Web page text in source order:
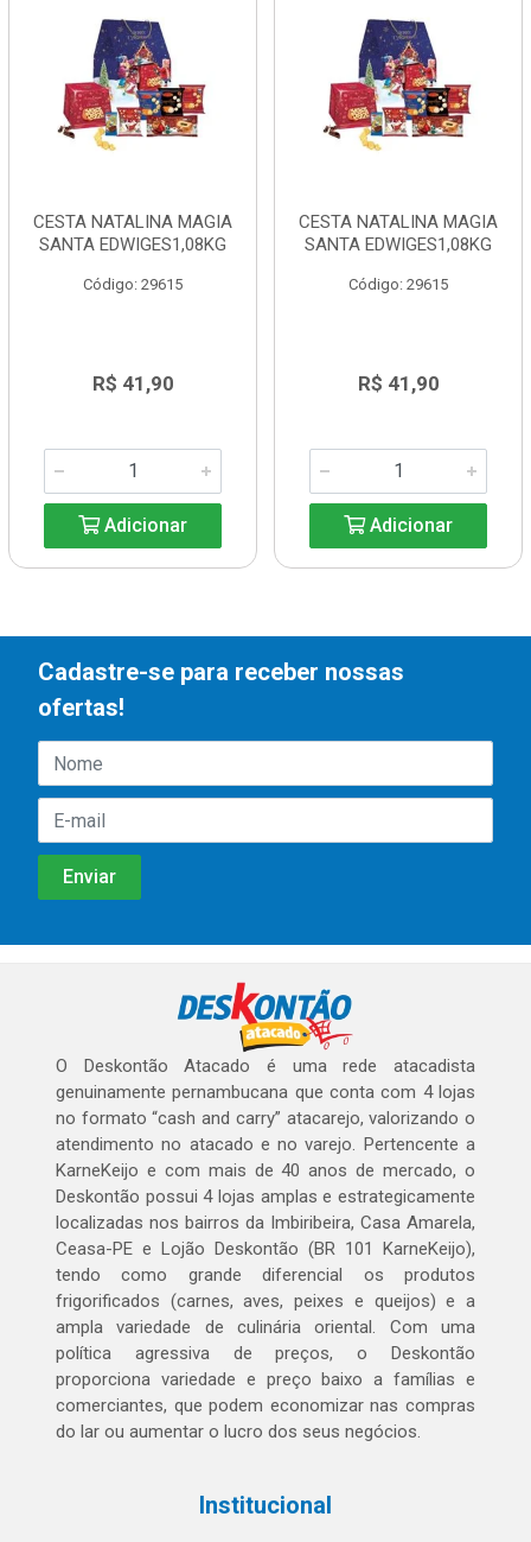
CESTA NATALINA MAGIA
SANTA EDWIGES1,08KG
Código: 29615
R$ 41,90
Adicionar
CESTA NATALINA MAGIA
SANTA EDWIGES1,08KG
Código: 29615
R$ 41,90
Adicionar
Cadastre-se para receber nossas
ofertas!
O Deskontão Atacado é uma rede atacadista
genuinamente pernambucana que conta com 4 lojas
no formato “cash and carry” atacarejo, valorizando o
atendimento no atacado e no varejo. Pertencente a
KarneKeijo e com mais de 40 anos de mercado, o
Deskontão possui 4 lojas amplas e estrategicamente
localizadas nos bairros da Imbiribeira, Casa Amarela,
Ceasa-PE e Lojão Deskontão (BR 101 KarneKeijo),
tendo como grande diferencial os produtos
frigorificados (carnes, aves, peixes e queijos) e a
ampla variedade de culinária oriental. Com uma
política agressiva de preços, o Deskontão
proporciona variedade e preço baixo a famílias e
comerciantes, que podem economizar nas compras
do lar ou aumentar o lucro dos seus negócios.
Institucional